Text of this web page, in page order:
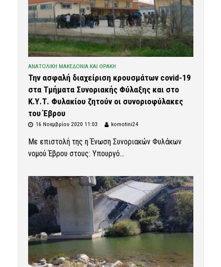
ΑΝΑΤΟΛΙΚΗ ΜΑΚΕΔΟΝΙΑ ΚΑΙ ΘΡΑΚΗ
Την ασφαλή διαχείριση κρουσμάτων covid-19
στα Τμήματα Συνοριακής Φύλαξης και στο
Κ.Υ.Τ. Φυλακίου ζητούν οι συνοριοφύλακες
του Έβρου
16 Νοεμβρίου 2020 11:03 komotini24
Με επιστολή της η Ένωση Συνοριακών Φυλάκων
νομού Έβρου στους: Υπουργό...